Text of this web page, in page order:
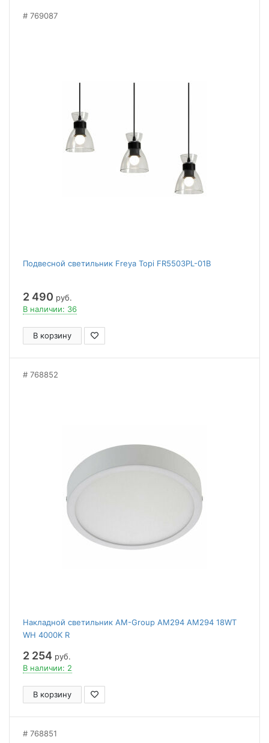
769087
Подвесной светильник Freya Topi FR5503PL-01B
2 490 руб.
В наличии: 36
В корзину
768852
Накладной светильник AM-Group AM294 AM294 18WT
WH 4000K R
2 254 руб.
В наличии: 2
В корзину
768851